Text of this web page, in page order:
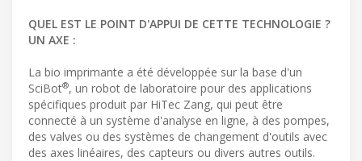
QUEL EST LE POINT D'APPUI DE CETTE TECHNOLOGIE ?
UN AXE :
La bio imprimante a été développée sur la base d'un
SciBot®, un robot de laboratoire pour des applications
spécifiques produit par HiTec Zang, qui peut être
connecté à un système d'analyse en ligne, à des pompes,
des valves ou des systèmes de changement d'outils avec
des axes linéaires, des capteurs ou divers autres outils.